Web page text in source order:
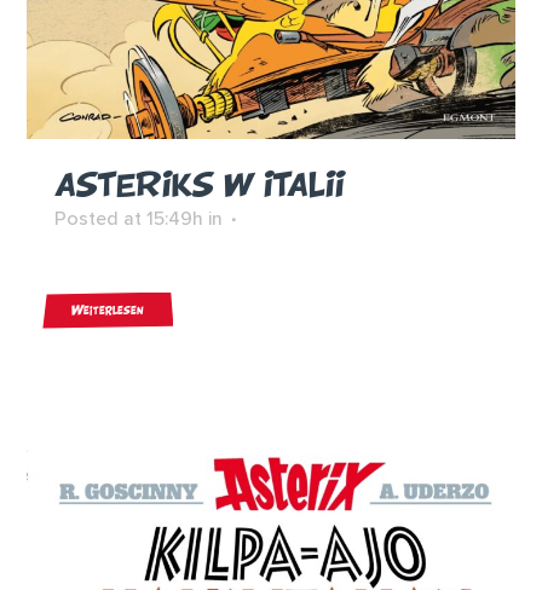
ASTERIKS W ITALII
Posted at 15:49h in
Weiterlesen